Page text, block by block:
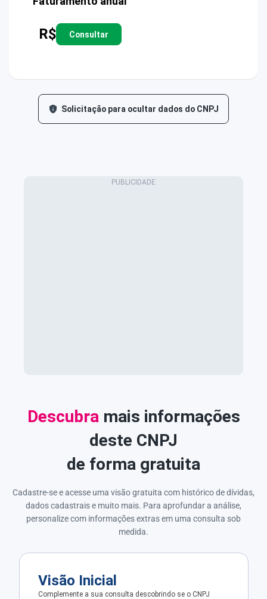
R$ Consultar
Solicitação para ocultar dados do CNPJ
Descubramais informações
deste CNPJ
de forma gratuita
Cadastre-se e acesse uma visão gratuita com histórico de dívidas,
dados cadastrais e muito mais. Para aprofundar a análise,
personalize com informações extras em uma consulta sob
medida.
Visão Inicial
Complemente a sua consulta descobrindo se o CNPJ